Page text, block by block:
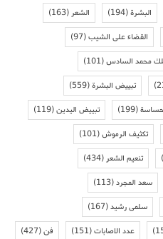
البشرة(194) الشعر(163)
القضاء على الشيب(97)
محمد السادس(101)
تبييض البشرة(559)
(199) تبييض اليدين(119)
تكثيف الرموش(101)
تنعيم الشعر(434)
سعد المجرد(113)
سلمى رشيد(167)
عدد الاصابات(151) فن(427)